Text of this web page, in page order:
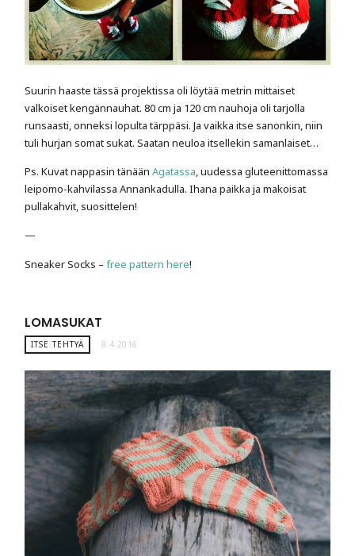
Suurin haaste tässä projektissa oli löytää metrin mittaiset
valkoiset kengännauhat. 80 cm ja 120 cm nauhoja oli tarjolla
runsaasti, onneksi lopulta tärppäsi. Ja vaikka itse sanonkin, niin
tuli hurjan somat sukat. Saatan neuloa itsellekin samanlaiset…
Ps. Kuvat nappasin tänäänAgatassa, uudessa gluteenittomassa
leipomo-kahvilassa Annankadulla. Ihana paikka ja makoisat
pullakahvit, suosittelen!
—
Sneaker Socks –free pattern here!
LOMASUKAT
ITSE TEHTYÄ 8.4.2016